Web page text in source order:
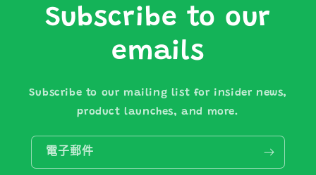
Subscribe to our
emails
Subscribe to our mailing list for insider news,
product launches, and more.
電子郵件